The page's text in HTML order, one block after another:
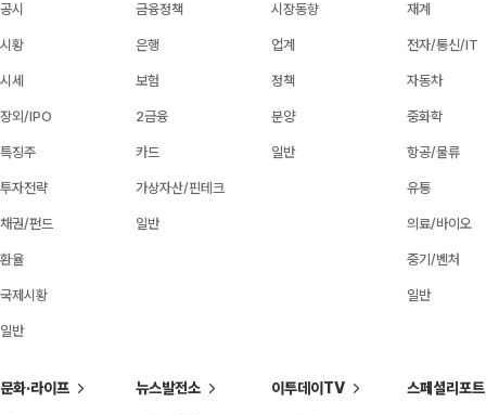
공시
시황
시세
장외/IPO
특징주
투자전략
채권/펀드
환율
국제시황
일반
금융정책
은행
보험
2금융
카드
가상자산/핀테크
일반
시장동향
업계
정책
분양
일반
재계
전자/통신/IT
자동차
중화학
항공/물류
유통
의료/바이오
중기/벤처
일반
문화·라이프 뉴스발전소 이투데이TV 스페셜리포트